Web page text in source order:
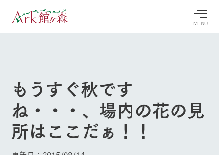
MENU
牧場へ行
く
よく見られている情報
今日の牧
場・営業
案内
本日の営業時間
イベン
ト/フェ
ア
牧場の楽
Ark館ヶ森について
もうすぐ秋です
ね・・・、場内の花の見
所はここだぁ！！